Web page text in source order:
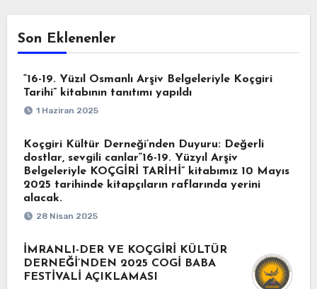
Son Eklenenler
“16-19. Yüzıl Osmanlı Arşiv Belgeleriyle Koçgiri
Tarihi” kitabının tanıtımı yapıldı
1 Haziran 2025
Koçgiri Kültür Derneği’nden Duyuru: Değerli
dostlar, sevgili canlar“16-19. Yüzyıl Arşiv
Belgeleriyle KOÇGİRİ TARİHİ” kitabımız 10 Mayıs
2025 tarihinde kitapçıların raflarında yerini
alacak.
28 Nisan 2025
İMRANLI-DER VE KOÇGİRİ KÜLTÜR
DERNEĞİ’NDEN 2025 COGİ BABA
FESTİVALİ AÇIKLAMASI